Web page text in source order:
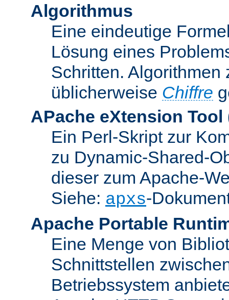
Algorithmus
Eine eindeutige
Lösung eines
Schritten.
üblicherweise Chiffre
APache eXtension Tool
Ein Perl-Skript zur
zu Dynamic-Shared-
dieser zum Apache-
Siehe: apxs-
Apache Portable
Eine Menge von
Schnittstellen
Betriebssystem